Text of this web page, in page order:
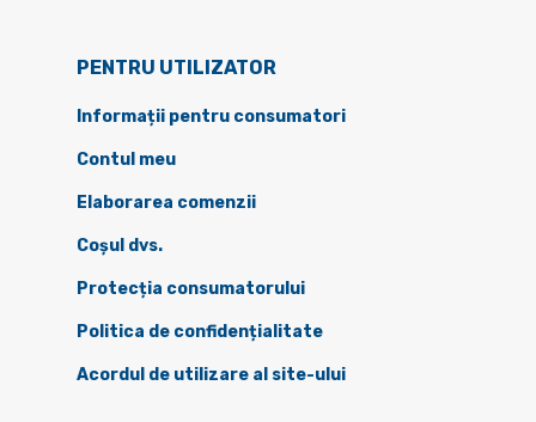
PENTRU UTILIZATOR
Informații pentru consumatori
Contul meu
Elaborarea comenzii
Coșul dvs.
Protecția consumatorului
Politica de confidențialitate
Acordul de utilizare al site-ului